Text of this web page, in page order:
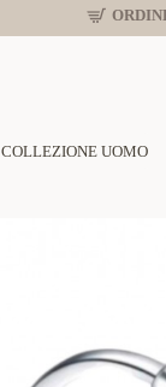
COLLEZIONE UOMO